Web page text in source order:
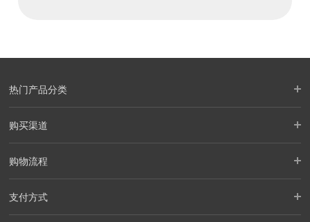
热门产品分类
购买渠道
购物流程
支付方式